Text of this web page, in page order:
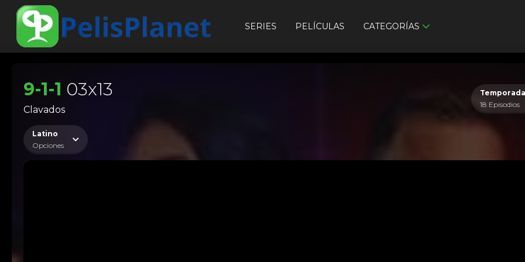
SERIES PELÍCULAS CATEGORÍAS
9-1-1 03x13
Clavados
18 Episodios
Latino
Opciones